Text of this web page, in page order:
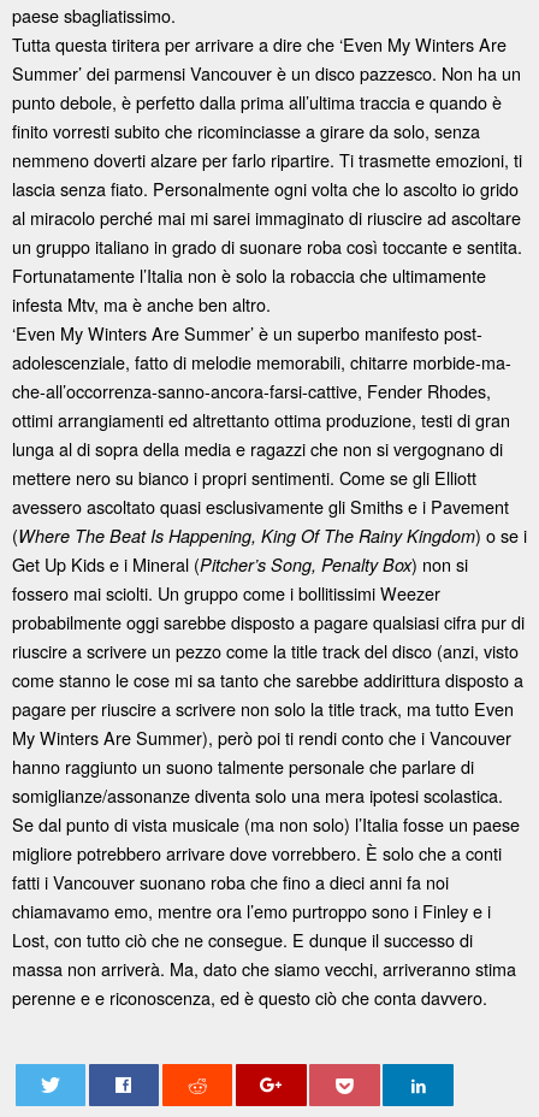
paese sbagliatissimo.
Tutta questa tiritera per arrivare a dire che ‘Even My Winters Are
Summer’ dei parmensi Vancouver è un disco pazzesco. Non ha un
punto debole, è perfetto dalla prima all’ultima traccia e quando è
finito vorresti subito che ricominciasse a girare da solo, senza
nemmeno doverti alzare per farlo ripartire. Ti trasmette emozioni, ti
lascia senza fiato. Personalmente ogni volta che lo ascolto io grido
al miracolo perché mai mi sarei immaginato di riuscire ad ascoltare
un gruppo italiano in grado di suonare roba così toccante e sentita.
Fortunatamente l’Italia non è solo la robaccia che ultimamente
infesta Mtv, ma è anche ben altro.
‘Even My Winters Are Summer’ è un superbo manifesto post-
adolescenziale, fatto di melodie memorabili, chitarre morbide-ma-
che-all’occorrenza-sanno-ancora-farsi-cattive, Fender Rhodes,
ottimi arrangiamenti ed altrettanto ottima produzione, testi di gran
lunga al di sopra della media e ragazzi che non si vergognano di
mettere nero su bianco i propri sentimenti. Come se gli Elliott
avessero ascoltato quasi esclusivamente gli Smiths e i Pavement
(Where The Beat Is Happening, King Of The Rainy Kingdom) o se i
Get Up Kids e i Mineral (Pitcher’s Song, Penalty Box) non si
fossero mai sciolti. Un gruppo come i bollitissimi Weezer
probabilmente oggi sarebbe disposto a pagare qualsiasi cifra pur di
riuscire a scrivere un pezzo come la title track del disco (anzi, visto
come stanno le cose mi sa tanto che sarebbe addirittura disposto a
pagare per riuscire a scrivere non solo la title track, ma tutto Even
My Winters Are Summer), però poi ti rendi conto che i Vancouver
hanno raggiunto un suono talmente personale che parlare di
somiglianze/assonanze diventa solo una mera ipotesi scolastica.
Se dal punto di vista musicale (ma non solo) l’Italia fosse un paese
migliore potrebbero arrivare dove vorrebbero. È solo che a conti
fatti i Vancouver suonano roba che fino a dieci anni fa noi
chiamavamo emo, mentre ora l’emo purtroppo sono i Finley e i
Lost, con tutto ciò che ne consegue. E dunque il successo di
massa non arriverà. Ma, dato che siamo vecchi, arriveranno stima
perenne e e riconoscenza, ed è questo ciò che conta davvero.